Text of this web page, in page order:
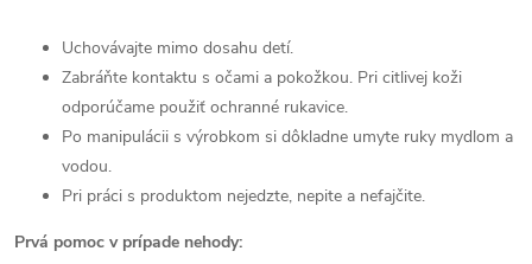
Uchovávajte mimo dosahu detí.
Zabráňte kontaktu s očami a pokožkou. Pri citlivej koži
odporúčame použiť ochranné rukavice.
Po manipulácii s výrobkom si dôkladne umyte ruky mydlom a
vodou.
Pri práci s produktom nejedzte, nepite a nefajčite.
Prvá pomoc v prípade nehody: